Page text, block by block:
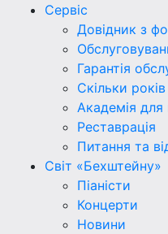
Сервіс
Довідник з
Гарантія
Скільки
Академія для
Реставрація
Питання та
Світ «Бехштейну»
Піаністи
Концерти
Новини